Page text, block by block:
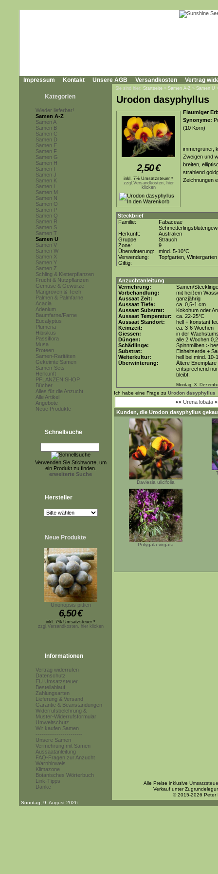
Impressum Kontakt Unsere AGB Versandkosten Vertrag
Kategorien
Wieder lieferbar!
Samen A-Z
Samen A
Samen B
Samen C
Samen D
Samen E
Samen F
Samen G
Samen H
Samen I
Samen J
Samen K
Samen L
Samen M
Samen N
Samen O
Samen P
Samen Q
Samen R
Samen S
Samen T
Samen U
Samen V
Samen W
Samen X
Samen Y
Samen Z
Schling & Kletterpflanzen
Frucht & Nutzpflanzen
Gemüse & Gewürze
Mangroven & Teich
Palmen & Palmfarne
Acacia
Adenium
Baumfarne/Farne
Eucalyptus
Plumeria
Hibiskus
Passiflora
Musa
Proteen
Samen-Raritäten
Gekeimte Samen
Samen-Sets
Herkunft
PFLANZEN SHOP
Bücher
Alles für die Anzucht
Alle Artikel
Angebote
Neue Produkte
Schnellsuche
Verwenden Sie Stichworte, um
ein Produkt zu finden.
erweiterte Suche
Hersteller
Neue Produkte
Unonopsis pittieri
6,50€
inkl. 7% Umsatzsteuer *
zzgl.Versandkosten, hier klicken
Informationen
Vertrag widerrufen
Datenschutz
EU Umsatzsteuer
Bestellablauf
Zahlungsarten
Lieferung & Versand
Garantie & Beanstandungen
Widerrufsbelehrung &
Muster-Widerrufsformular
Umweltschutz
Wir kaufen Samen
------------------------
Unsere Samen
Vermehrung mit Samen
Aussaatanleitung
FAQ-Fragen zur Anzucht
Warnhinweis
Klimazone
Botanisches Wörterbuch
Link-Tipps
Danke
Sie sind hier: Startseite » Samen A-Z » Samen U
Urodon dasyphyllus
2,50€
inkl. 7% Umsatzsteuer *
zzgl.Versandkosten, hier
klicken
Flaumiger
Synonyme:
(10 Korn)
immergrüner,
Zweigen und
breiten,
strahlend
Zeichnungen
Steckbrief
Familie:
Fabaceae
Herkunft:
Australien
Gruppe:
Strauch
Zone:
9
Überwinterung:
mind. 5-10°C
Verwendung:
Topfgarten, Wintergarten
Giftig:
Anzuchtanleitung
Vermehrung:
Samen/Stecklinge
Vorbehandlung:
mit heißem
Aussaat Zeit:
ganzjährig
Aussaat Tiefe:
ca. 0,5-1 cm
Aussaat Substrat:
Kokohum oder
Aussaat Temperatur:
ca. 22-25°C
Aussaat Standort:
hell + konstant
Keimzeit:
ca. 3-6 Wochen
Giessen:
in der
Düngen:
alle 2 Wochen
Schädlinge:
Spinnmilben >
Substrat:
Einheitserde +
Weiterkultur:
hell bei mind. 10-
Überwinterung:
Ältere
entsprechend
bleibt.
Montag, 3.
Ich habe eine Frage zu Urodon dasyphyllus
«« Urena lobata
Kunden, die Urodon dasyphyllus
Daviesia ulicifolia
Polygala virgata
Alle Preise inklusive
Verkauf unter
© 2015-2026 Peter
Sonntag, 9. August 2026